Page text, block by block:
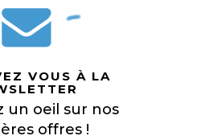
VOUS À LA
un oeil sur nos
offres !